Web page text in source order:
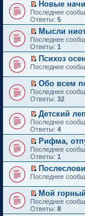
ч
и
т
а
н
н
о
м
у
о
о
б
щ
е
н
и
ю
н
е
п
р
о
ч
и
а
н
о
м
у
с
о
о
б
щ
е
н
и
ю
п
е
р
в
о
м
у
н
е
р
о
ч
и
т
а
н
н
о
м
у
с
о
о
щ
е
н
и
е
й
т
и
п
е
р
в
о
у
н
е
п
р
о
ч
и
т
а
н
н
м
с
о
о
б
П
е
р
е
й
т
и
к
п
е
р
в
о
у
н
е
п
р
о
ч
и
т
а
н
н
о
м
у
Новые
Последнее
Ответы: 5
П
е
р
й
и
п
е
р
в
о
м
у
н
е
п
р
о
и
т
а
н
Мысли
Последнее
Ответы: 1
П
р
е
й
т
и
к
п
е
р
в
о
м
у
н
е
п
р
о
ч
Психоз
Последнее
П
е
е
й
т
и
п
е
р
в
о
у
н
е
п
Обо всем
Последнее
Ответы: 32
П
е
р
е
й
т
и
к
п
е
р
в
о
м
Детский
Последнее
Ответы: 4
П
е
р
й
и
к
п
е
Рифма,
Последнее
Ответы: 1
П
р
е
й
т
Последнее
П
е
р
Мой
Последнее
Ответы: 8